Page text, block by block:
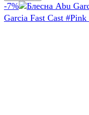
-7%
Garcia Fast Cast #Pink